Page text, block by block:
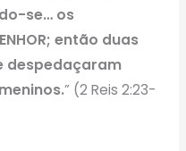
se… os
então duas
despedaçaram
” (2 Reis 2:23-